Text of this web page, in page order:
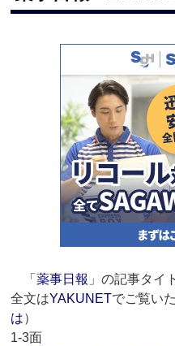
「薬事日報 」の記事タイ
全文はYAKUNETでご覧い
は）
1-3面